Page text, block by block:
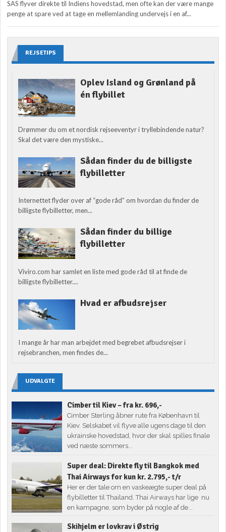
SAS flyver direkte til Indiens hovedstad, men ofte kan der være mange
penge at spare ved at tage en mellemlanding undervejs i en af...
REJSETIPS
Oplev Island og Grønland på
én flybillet
Drømmer du om et nordisk rejseeventyr i tryllebindende natur?
Skal det være den mystiske...
Sådan finder du de billigste
flybilletter
Internettet flyder over af “gode råd” om hvordan du finder de
billigste flybilletter, men...
Sådan finder du billige
flybilletter
Viviro.com har samlet en liste med gode råd til at finde de
billigste flybilletter....
Hvad er afbudsrejser
I mange år har man arbejdet med begrebet afbudsrejser i
rejsebranchen, men findes de...
UDVALGTE
Cimber til Kiev – fra kr. 696,-
Cimber Sterling åbner rute fra København til
Kiev. Selskabet vil flyve alle ugens dage til den
ukrainske hovedstad, hvor der skal spilles finale
ved næste sommers...
Super deal: Direkte fly til Bangkok med
Thai Airways for kun kr. 2.795,- t/r
Her er der tale om en vaskeægte super deal på
flybilletter til Thailand. Thai Airways har lige nu
en kampagne, som byder på nogle af de...
Skihjelm er lovkrav i Østrig